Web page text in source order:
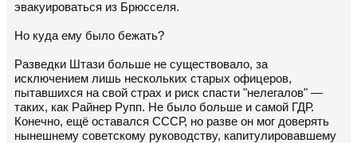
эвакуироваться из Брюсселя.
Но куда ему было бежать?
Разведки Штази больше не существовало, за
исключением лишь нескольких старых офицеров,
пытавшихся на свой страх и риск спасти "нелегалов" —
таких, как Райнер Рупп. Не было больше и самой ГДР.
Конечно, ещё оставался СССР, но разве он мог доверять
нынешнему советскому руководству, капитулировавшему